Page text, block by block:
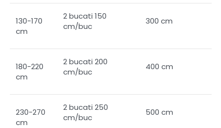
130-170
cm
2 bucati 150
cm/buc
300 cm
180-220
cm
2 bucati 200
cm/buc
400 cm
230-270
cm
2 bucati 250
cm/buc
500 cm